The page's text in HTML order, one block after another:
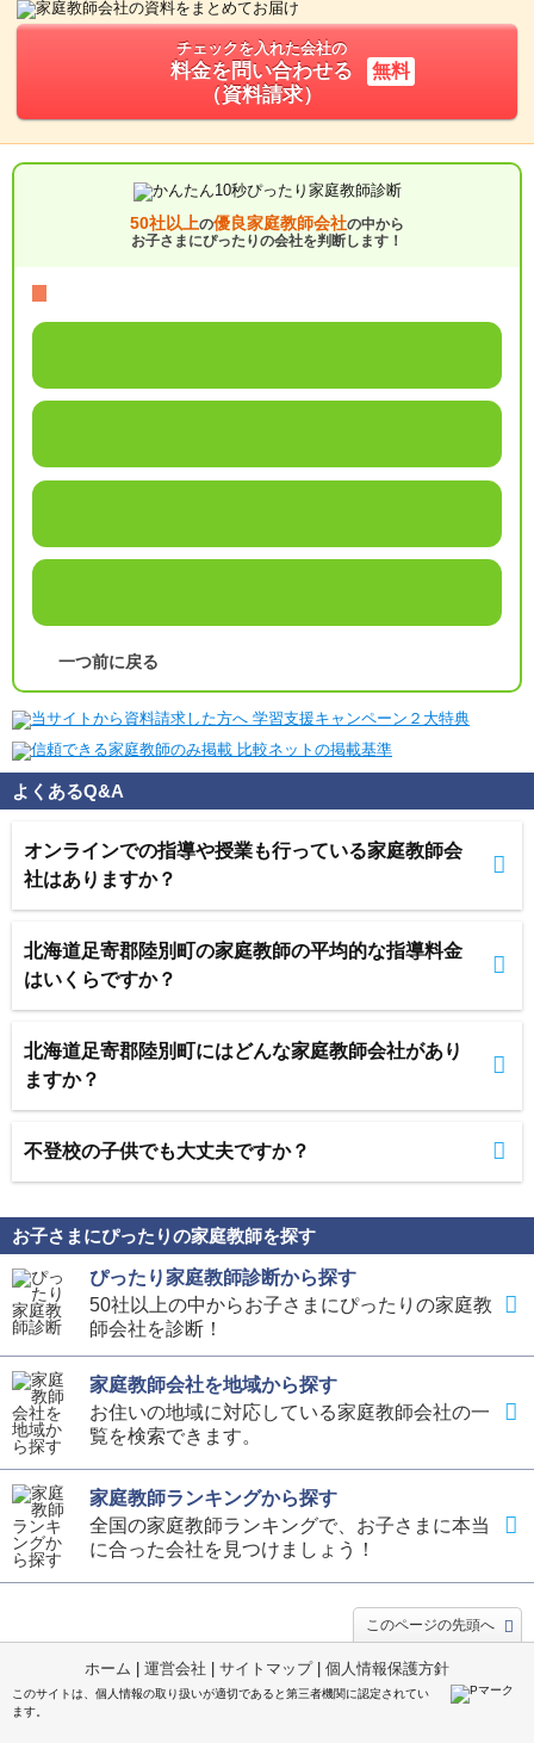
チェックを入れた会社の
料金を問い合わせる
（資料請求）
無料
50社以上の優良家庭教師会社の中から
お子さまにぴったりの会社を判断します！
一つ前に戻る
よくあるQ&A
オンラインでの指導や授業も行っている家庭教師会
社はありますか？
北海道足寄郡陸別町の家庭教師の平均的な指導料金
はいくらですか？
北海道足寄郡陸別町にはどんな家庭教師会社があり
ますか？
不登校の子供でも大丈夫ですか？
お子さまにぴったりの家庭教師を探す
ぴったり家庭教師診断から探す
50社以上の中からお子さまにぴったりの家庭教
師会社を診断！
家庭教師会社を地域から探す
お住いの地域に対応している家庭教師会社の一
覧を検索できます。
家庭教師ランキングから探す
全国の家庭教師ランキングで、お子さまに本当
に合った会社を見つけましょう！
このページの先頭へ
ホーム 運営会社 サイトマップ| 個人情報保護方針
このサイトは、個人情報の取り扱いが適切であると第三者機関に認定されてい
ます。